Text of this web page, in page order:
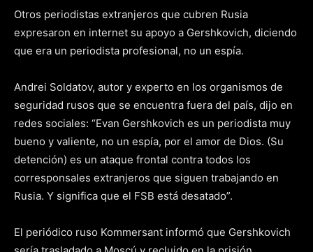
Otros periodistas extranjeros que cubren Rusia
expresaron en internet su apoyo a Gershkovich, diciendo
que era un periodista profesional, no un espía.
Andrei Soldatov, autor y experto en los organismos de
seguridad rusos que se encuentra fuera del país, dijo en
redes sociales: “Evan Gershkovich es un periodista muy
bueno y valiente, no un espía, por el amor de Dios. (Su
detención) es un ataque frontal contra todos los
corresponsales extranjeros que siguen trabajando en
Rusia. Y significa que el FSB está desatado”.
El periódico ruso Kommersant informó que Gershkovich